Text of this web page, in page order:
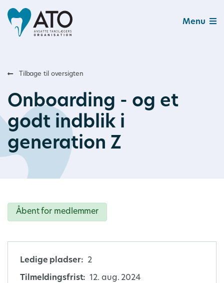
Menu
Tilbage til oversigten
Onboarding - og et
godt indblik i
generation Z
Åbent for medlemmer
Ledige pladser: 2
Tilmeldingsfrist: 12. aug. 2024